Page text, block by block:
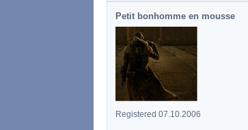
Petit bonhomme en mousse
Registered 07.10.2006